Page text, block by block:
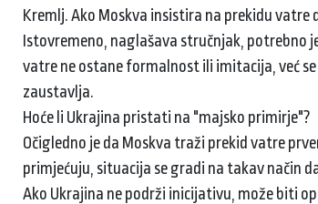
Kremlj. Ako Moskva insistira na prekidu
Istovremeno, naglašava stručnjak, potrebno
vatre ne ostane formalnost ili imitacija, već
zaustavlja.
Hoće li Ukrajina pristati na "majsko primirje"?
Očigledno je da Moskva traži prekid vatre
primjećuju, situacija se gradi na takav način
Ako Ukrajina ne podrži inicijativu, može biti